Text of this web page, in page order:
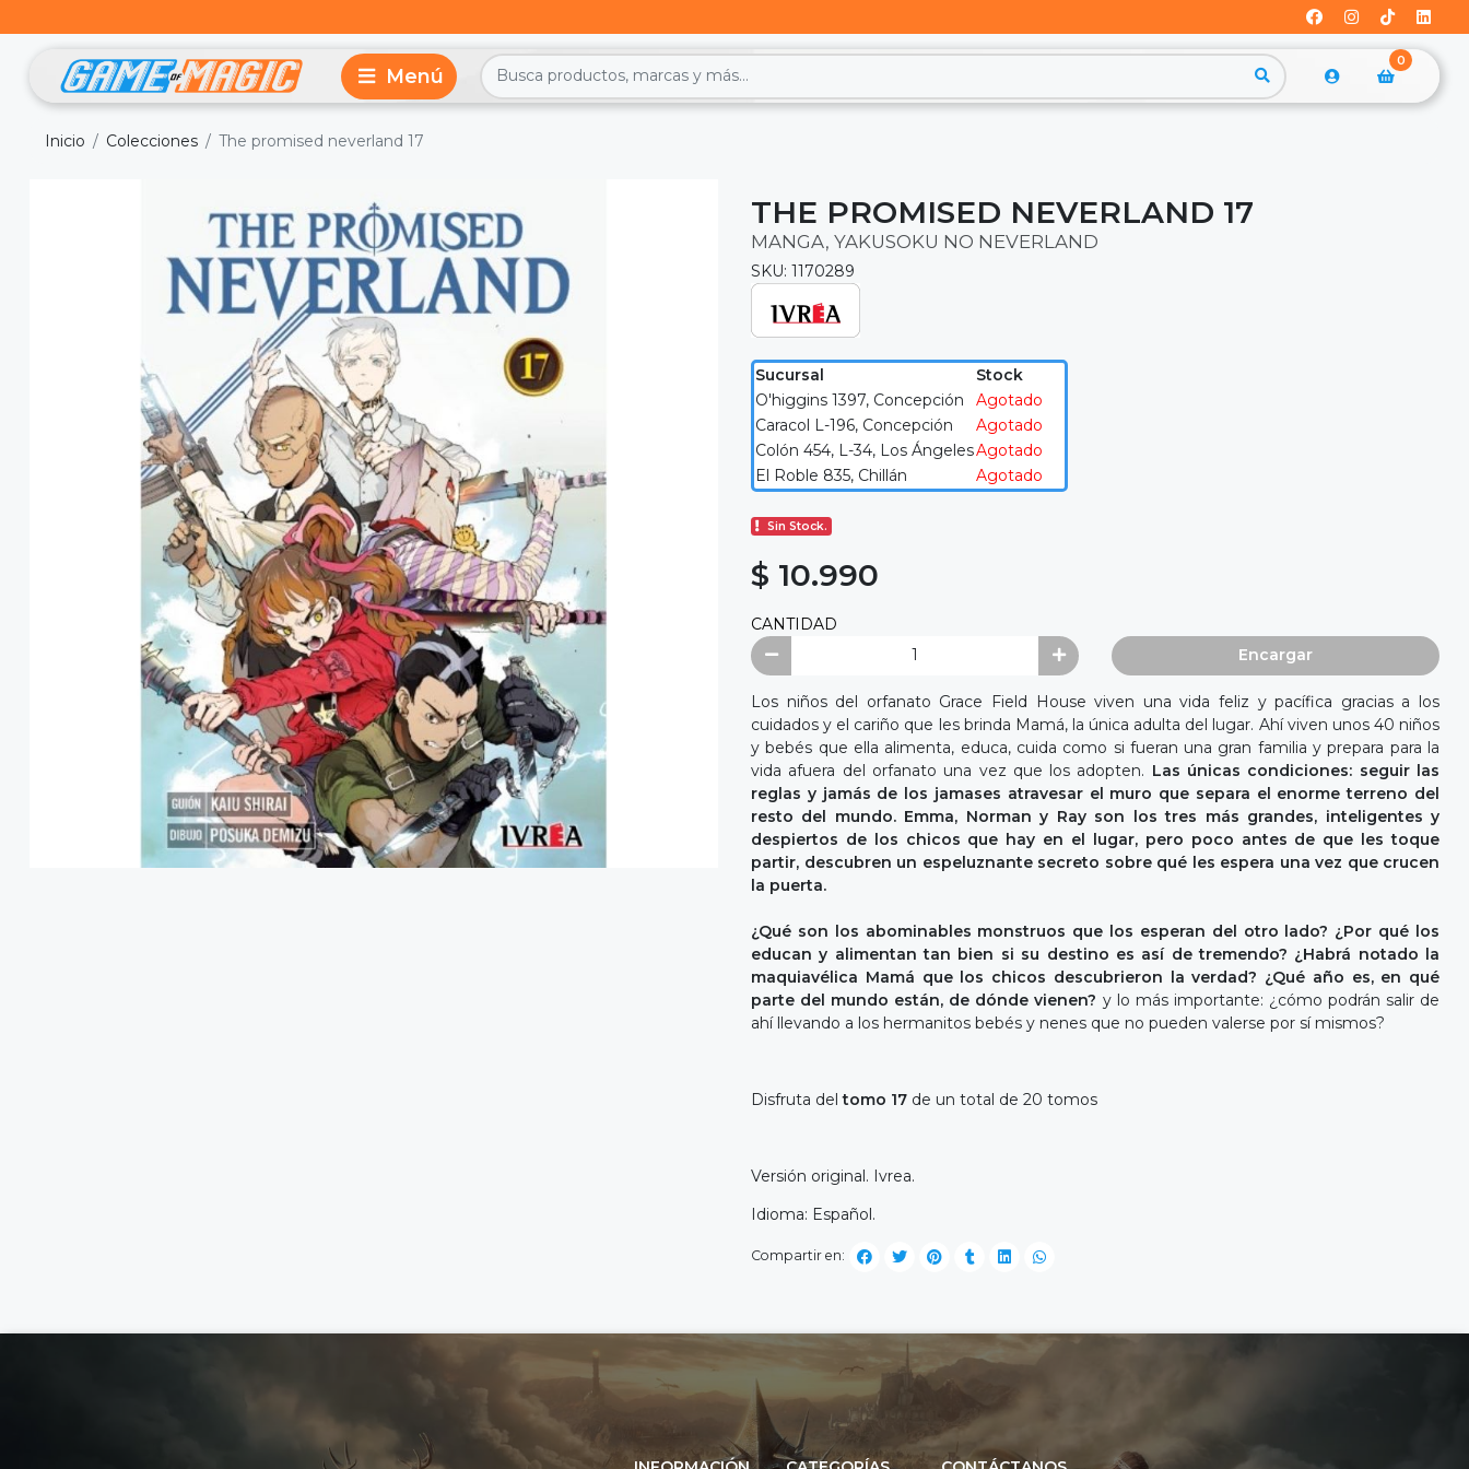
0
Inicio Colecciones The promised neverland 17
THE PROMISED NEVERLAND 17
MANGA, YAKUSOKU NO NEVERLAND
SKU: 1170289
Sucursal
Stock
O'higgins 1397, Concepción
Agotado
Caracol L-196, Concepción
Agotado
Colón 454, L-34, Los ÁngelesAgotado
El Roble 835, Chillán
Agotado
Sin Stock.
$ 10.990
CANTIDAD
Encargar
Los niños del orfanato Grace Field House viven una vida feliz y pacífica gracias a los
cuidados y el cariño que les brinda Mamá, la única adulta del lugar. Ahí viven unos 40 niños
y bebés que ella alimenta, educa, cuida como si fueran una gran familia y prepara para la
vida afuera del orfanato una vez que los adopten. Las únicas condiciones: seguir las
reglas y jamás de los jamases atravesar el muro que separa el enorme terreno del
resto del mundo. Emma, Norman y Ray son los tres más grandes, inteligentes y
despiertos de los chicos que hay en el lugar, pero poco antes de que les toque
partir, descubren un espeluznante secreto sobre qué les espera una vez que crucen
la puerta.
¿Qué son los abominables monstruos que los esperan del otro lado? ¿Por qué los
educan y alimentan tan bien si su destino es así de tremendo? ¿Habrá notado la
maquiavélica Mamá que los chicos descubrieron la verdad? ¿Qué año es, en qué
parte del mundo están, de dónde vienen? y lo más importante: ¿cómo podrán salir de
ahí llevando a los hermanitos bebés y nenes que no pueden valerse por sí mismos?
Disfruta deltomo 17 de un total de 20 tomos
Versión original. Ivrea.
Idioma: Español.
Compartir en: